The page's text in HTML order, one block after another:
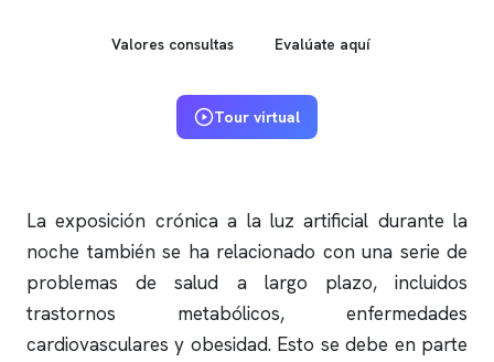
Valores consultas Evalúate aquí
Tour virtual
La exposición crónica a la luz artificial durante la
noche también se ha relacionado con una serie de
problemas de salud a largo plazo, incluidos
trastornos metabólicos, enfermedades
cardiovasculares y obesidad. Esto se debe en parte